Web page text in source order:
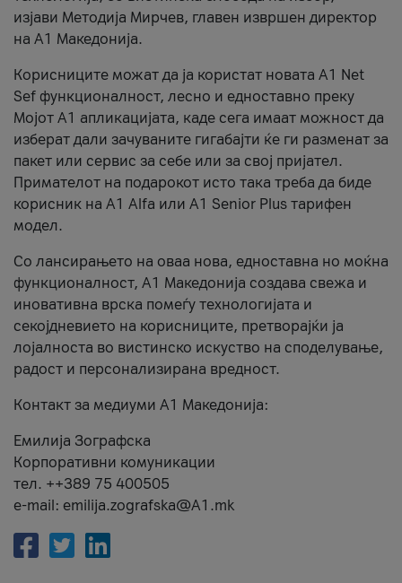
изјави Методија Мирчев, главен извршен директор
на А1 Македонија.
Корисниците можат да ја користат новата А1 Net
Sef функционалност, лесно и едноставно преку
Мојот А1 апликацијата, каде сега имаат можност да
изберат дали зачуваните гигабајти ќе ги разменат за
пакет или сервис за себе или за свој пријател.
Примателот на подарокот исто така треба да биде
корисник на А1 Alfa или A1 Senior Plus тарифен
модел.
Со лансирањето на оваа нова, едноставна но моќна
функционалност, А1 Македонија создава свежа и
иновативна врска помеѓу технологијата и
секојдневието на корисниците, претворајќи ја
лојалноста во вистинско искуство на споделување,
радост и персонализирана вредност.
Контакт за медиуми А1 Македонија:
Емилија Зографска
Корпоративни комуникации
тел. ++389 75 400505
e-mail: emilija.zografska@A1.mk